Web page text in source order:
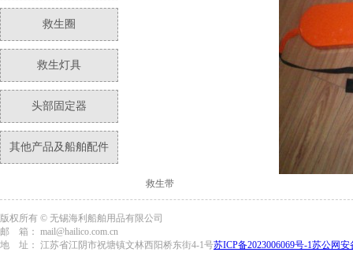
救生圈
救生灯具
头部固定器
其他产品及船舶配件
救生带
版权所有 © 无锡海利船舶用品有限公司
邮 箱： mail@hailico.com.cn
地 址： 江苏省江阴市祝塘镇文林西阳桥东街4-1号苏ICP备2023006069号-1苏公网安